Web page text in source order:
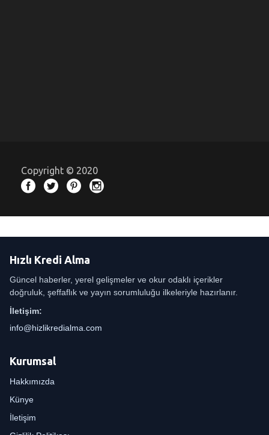
Copyright © 2020
Hızlı Kredi Alma
Güncel haberler, yerel gelişmeler ve okur odaklı içerikler
doğruluk, şeffaflık ve yayın sorumluluğu ilkeleriyle hazırlanır.
İletişim:
info@hizlikredialma.com
Kurumsal
Hakkımızda
Künye
İletişim